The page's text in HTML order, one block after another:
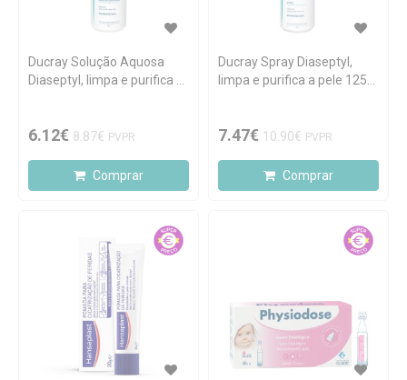
Ducray Solução Aquosa
Diaseptyl, limpa e purifica a
6.12€ 8.87€ PVPR
Comprar
Ducray Spray Diaseptyl,
limpa e purifica a pele 125
7.47€ 10.90€ PVPR
Comprar